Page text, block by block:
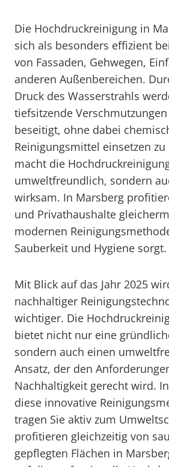
Die Hochdruckreinigung in
sich als besonders effizient
von Fassaden, Gehwegen,
anderen Außenbereichen.
Druck des Wasserstrahls
tiefsitzende
beseitigt, ohne dabei
Reinigungsmittel einsetzen zu
macht die
umweltfreundlich, sondern
wirksam. In Marsberg
und Privathaushalte
modernen
Sauberkeit und Hygiene sorgt.
Mit Blick auf das Jahr 2025
nachhaltiger
wichtiger. Die
bietet nicht nur eine
sondern auch einen
Ansatz, der den
Nachhaltigkeit gerecht wird.
diese innovative
tragen Sie aktiv zum
profitieren gleichzeitig von
gepflegten Flächen in